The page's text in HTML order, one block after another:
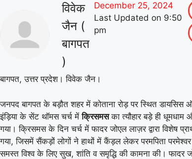
विवेक
जैन (
बागपत
)
December 25, 2024
Last Updated on 9:50
pm
बागपत, उत्तर प्रदेश। विवेक जैन।
जनपद बागपत के बड़ौत शहर में कोताना रोड़ पर स्थित डायसिस
इंड़िया के सेंट थॉमस चर्च मेंक्रिसमसका त्यौहार बड़े ही धूमधाम
गया। क्रिसमस के दिन चर्च में फादर जोएल लाज़र द्वारा विशेष
गया, जिसमें सैंकड़ों लोगों ने हाथों में कैंड़ल लेकर परमपिता
समस्त विश्व के लिए सुख, शांति व समृद्धि की कामना की। फादर